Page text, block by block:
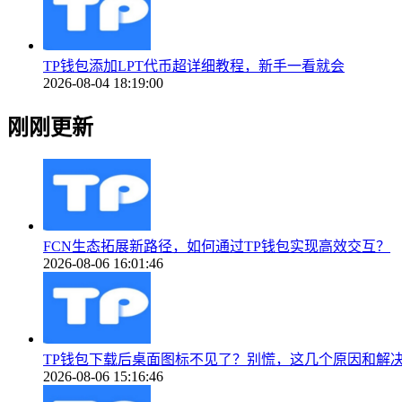
TP钱包添加LPT代币超详细教程，新手一看就会
2026-08-04 18:19:00
刚刚更新
FCN生态拓展新路径，如何通过TP钱包实现高效交互？
2026-08-06 16:01:46
TP钱包下载后桌面图标不见了？别慌，这几个原因和解
2026-08-06 15:16:46